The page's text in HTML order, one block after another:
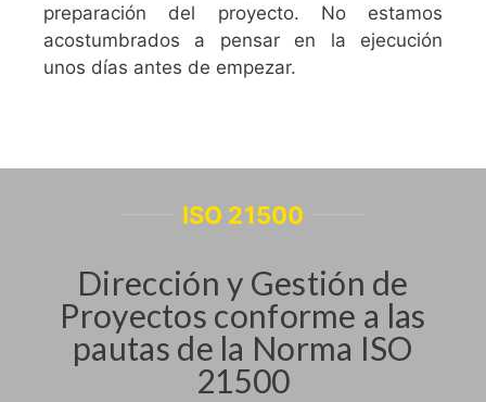
preparación del proyecto. No estamos
acostumbrados a pensar en la ejecución
unos días antes de empezar.
ISO 21500
Dirección y Gestión de
Proyectos conforme a las
pautas de la Norma ISO
21500